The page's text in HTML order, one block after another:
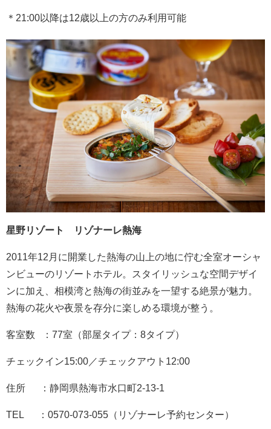
＊21:00以降は12歳以上の方のみ利用可能
星野リゾート リゾナーレ熱海
2011年12月に開業した熱海の山上の地に佇む全室オーシャ
ンビューのリゾートホテル。スタイリッシュな空間デザイ
ンに加え、相模湾と熱海の街並みを一望する絶景が魅力。
熱海の花火や夜景を存分に楽しめる環境が整う。
客室数 ：77室（部屋タイプ：8タイプ）
チェックイン15:00／チェックアウト12:00
住所 ：静岡県熱海市水口町2-13-1
TEL ：0570-073-055（リゾナーレ予約センター）